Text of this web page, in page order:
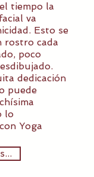
tiempo la
va
Esto se
rostro cada
poco
dedicación
puede
lo
Yoga